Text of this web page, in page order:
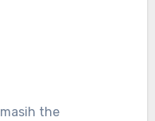
the